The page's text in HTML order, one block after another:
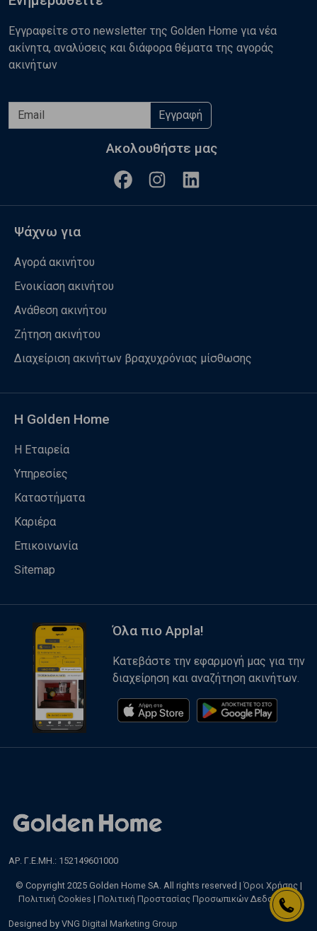
Εγγραφείτε στο newsletter της Golden Home για νέα
ακίνητα, αναλύσεις και διάφορα θέματα της αγοράς
ακινήτων
Εγγραφή
Ακολουθήστε μας
Ψάχνω για
Αγορά ακινήτου
Ενοικίαση ακινήτου
Ανάθεση ακινήτου
Ζήτηση ακινήτου
Διαχείριση ακινήτων βραχυχρόνιας μίσθωσης
Η Golden Home
Η Εταιρεία
Υπηρεσίες
Καταστήματα
Καριέρα
Επικοινωνία
Sitemap
Όλα πιο Appla!
Κατεβάστε την εφαρμογή μας για την
διαχείρηση και αναζήτηση ακινήτων.
ΑΡ. Γ.Ε.ΜΗ.: 152149601000
© Copyright 2025 Golden Home SA. All rights reserved | Όροι Χρήσης |
Πολιτική Cookies | Πολιτική Προστασίας Προσωπικών Δεδομένων
Designed by VNG Digital Marketing Group